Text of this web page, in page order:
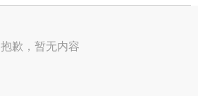
抱歉，暂无内容